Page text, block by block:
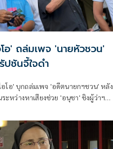
อ' ถล่มเพจ 'นายหัวชวน'
ชันจี้ใจดำ
โอ' บุกถล่มเพจ 'อดีตนายกฯชวน' หลัง
ะหว่างหาเสียงช่วย 'อนุชา' ชิงผู้ว่าฯก